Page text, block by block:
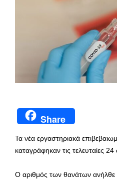
Share
Τα νέα εργαστηριακά
καταγράφηκαν τις τελευταίες 24
Ο αριθμός των θανάτων ανήλθε